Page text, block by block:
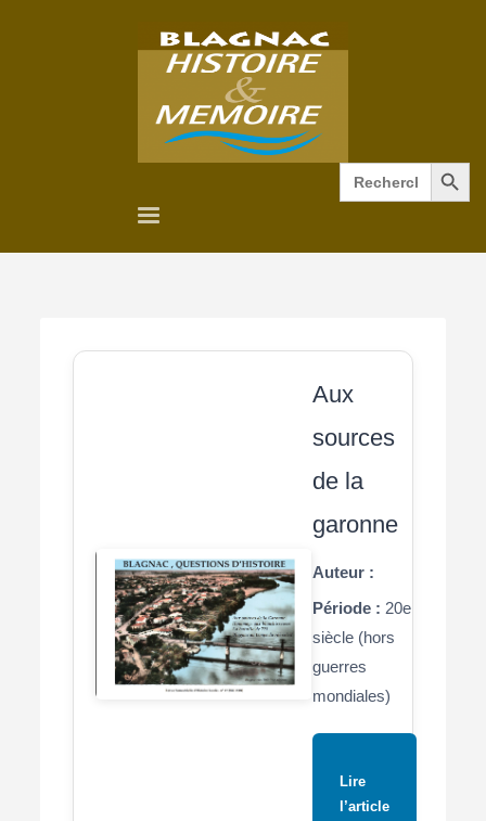
Search
for:
Search Button
Aux
sources
de la
garonne
Auteur :
Période : 20e
siècle (hors
guerres
mondiales)
Lire
l’article